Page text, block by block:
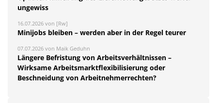
ungewiss
16.07.2026 von [Rw]
Minijobs bleiben – werden aber in der Regel teurer
07.07.2026 von Maik Geduhn
Längere Befristung von Arbeitsverhältnissen –
Wirksame Arbeitsmarktflexibilisierung oder
Beschneidung von Arbeitnehmerrechten?